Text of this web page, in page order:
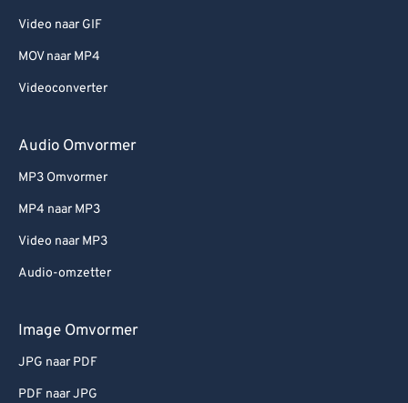
Video naar GIF
MOV naar MP4
Videoconverter
Audio Omvormer
MP3 Omvormer
MP4 naar MP3
Video naar MP3
Audio-omzetter
Image Omvormer
JPG naar PDF
PDF naar JPG